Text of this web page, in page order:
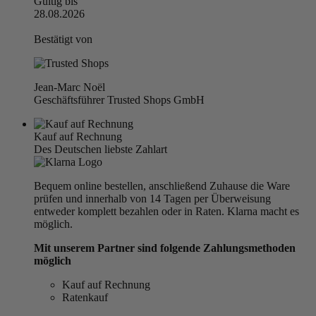
28.08.2026
Bestätigt von
Jean-Marc Noël
Geschäftsführer Trusted Shops GmbH
Kauf auf Rechnung
Des Deutschen liebste Zahlart
Bequem online bestellen, anschließend Zuhause die Ware
prüfen und innerhalb von 14 Tagen per Überweisung
entweder komplett bezahlen oder in Raten. Klarna macht es
möglich.
Mit unserem Partner sind folgende Zahlungsmethoden
möglich
Kauf auf Rechnung
Ratenkauf